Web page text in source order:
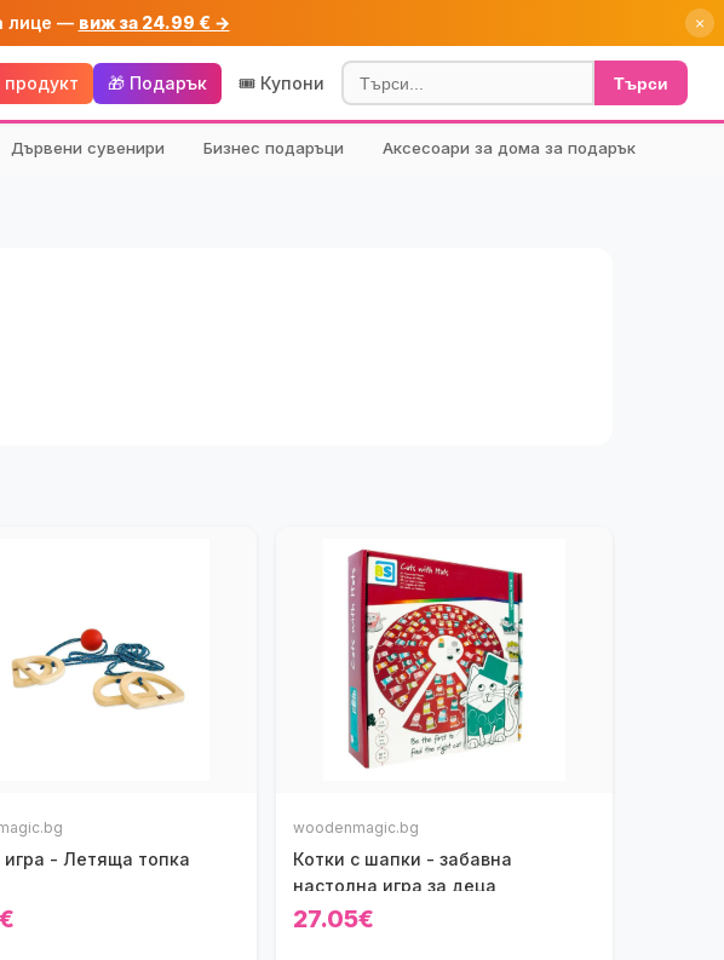
лице — виж за 24.99 € → ×
🎁 Подарък 🎟️ Купони Търси
Дървени сувенири Бизнес подаръци Аксесоари за дома за подарък
игра - Летяща топка
woodenmagic.bg
Котки с шапки - забавна
настолна игра за деца
27.05€